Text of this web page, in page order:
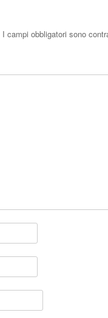
I campi obbligatori sono